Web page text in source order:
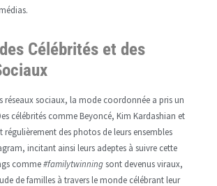
Célébrités et des
réseaux sociaux, la mode coordonnée a pris un
célébrités comme Beyoncé, Kim Kardashian et
des photos de leurs ensembles
incitant ainsi leurs adeptes à suivre cette
comme#familytwinningsont devenus viraux,
de familles à travers le monde célébrant leur